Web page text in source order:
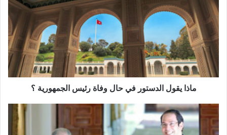
ذ
ي
ل
ا
س
و
ماذا يقول الدستور في حال وفاة رئيس الجمهورية ؟
ظ